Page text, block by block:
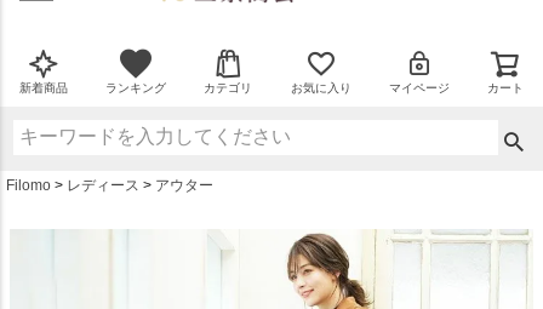
新着商品 ランキング カテゴリ お気に入り マイページ カート
Filomo レディース アウター